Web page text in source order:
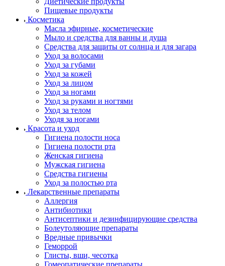
Пищевые продукты
Косметика
Масла эфирные, косметические
Мыло и средства для ванны и душа
Средства для защиты от солнца и для загара
Уход за волосами
Уход за губами
Уход за кожей
Уход за лицом
Уход за ногами
Уход за руками и ногтями
Уход за телом
Уходя за ногами
Красота и уход
Гигиена полости носа
Гигиена полости рта
Женская гигиена
Мужская гигиена
Средства гигиены
Уход за полостью рта
Лекарственные препараты
Аллергия
Антибиотики
Антисептики и дезинфицирующие средства
Болеутоляющие препараты
Вредные привычки
Геморрой
Глисты, вши, чесотка
Гомеопатические препараты